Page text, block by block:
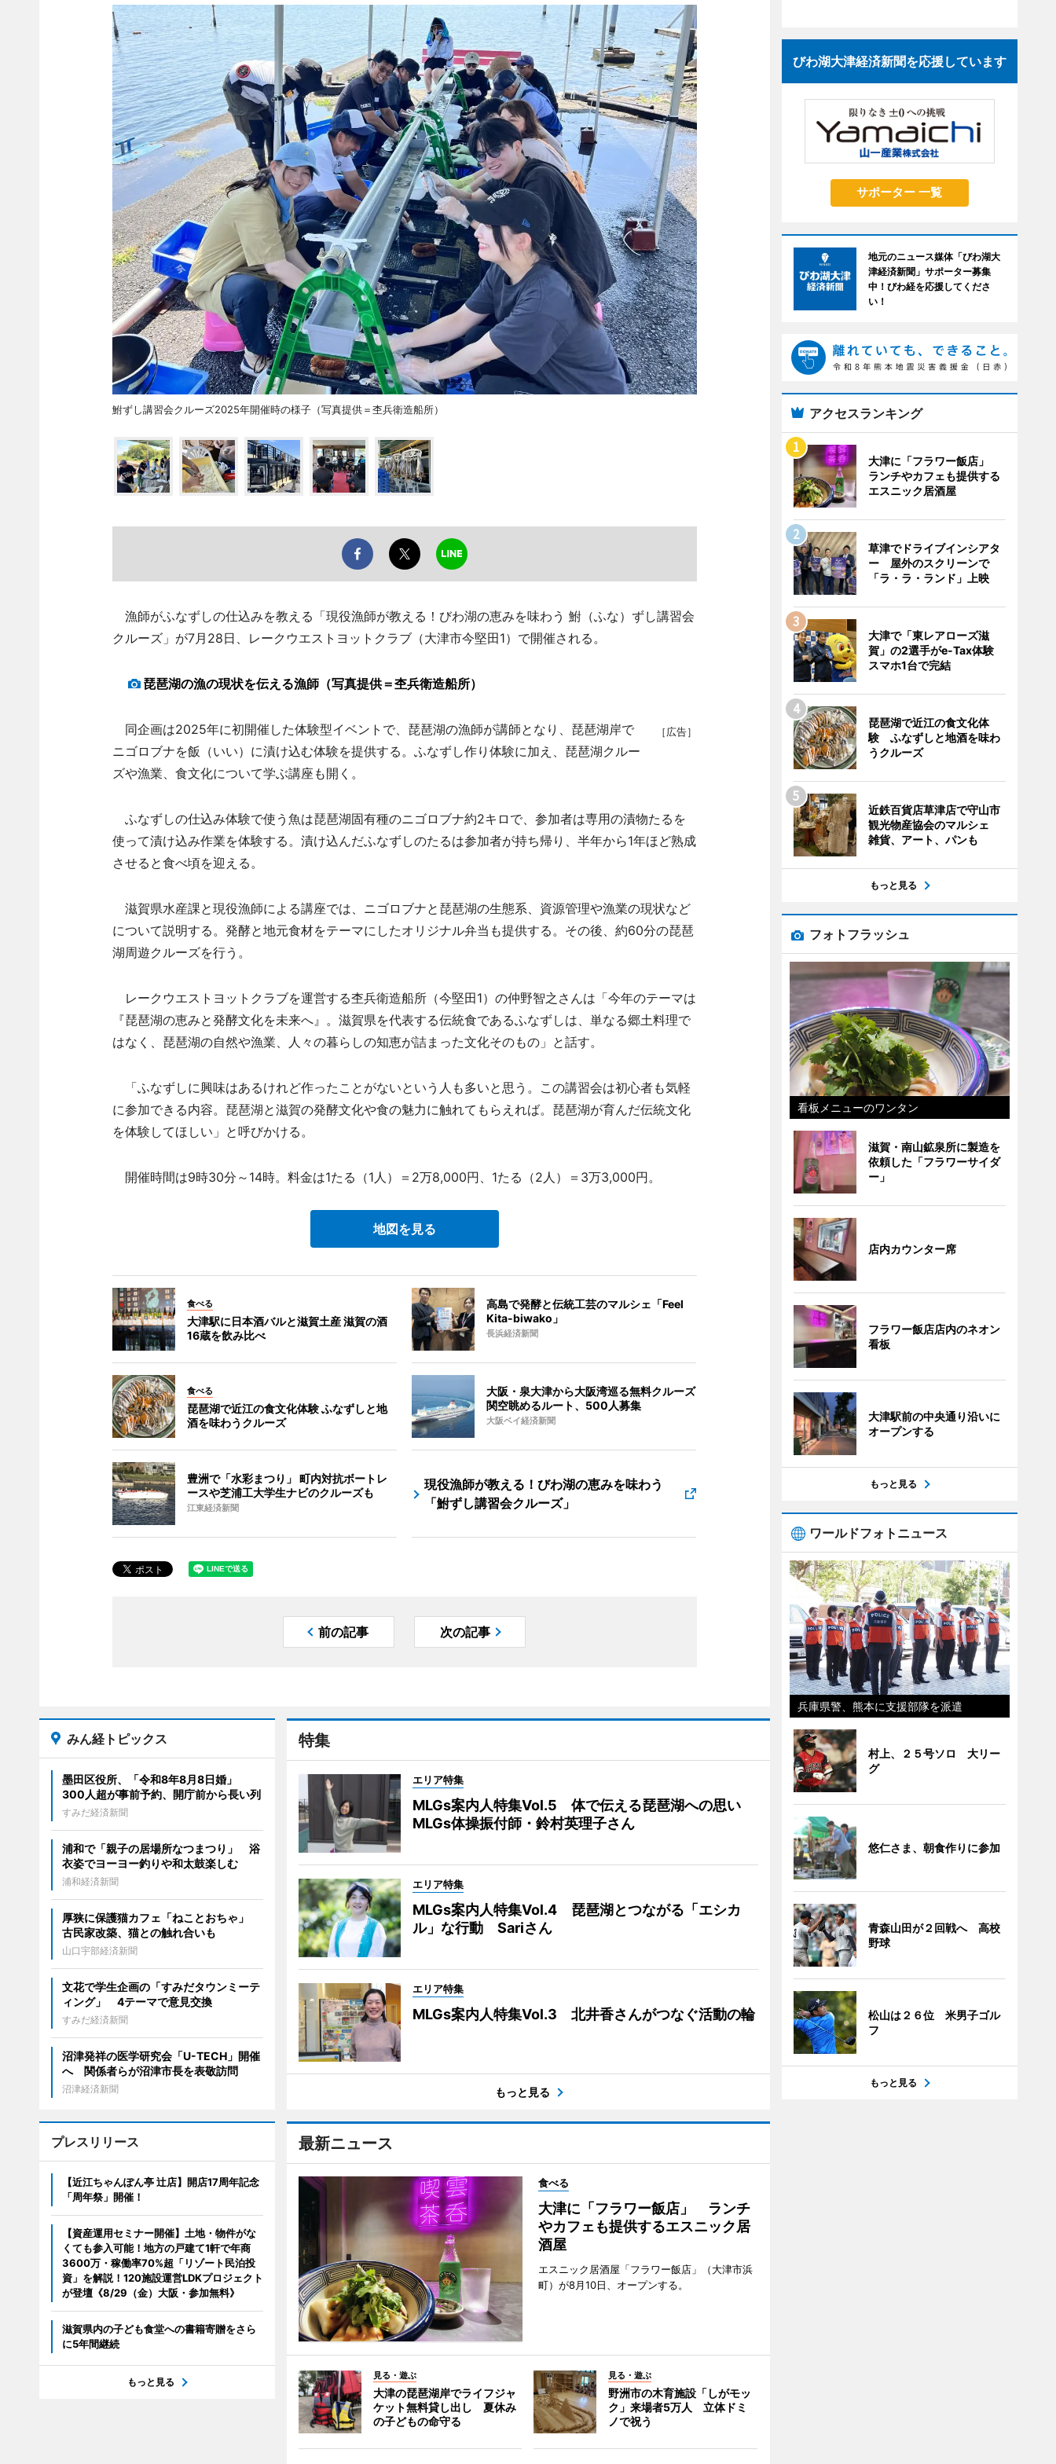
鮒ずし講習会クルーズ2025年開催時の様子（写真提供＝杢兵衛造船所）
漁師がふなずしの仕込みを教える「現役漁師が教える！びわ湖の恵みを味わう 鮒（ふな）ずし講習会
クルーズ」が7月28日、レークウエストヨットクラブ（大津市今堅田1）で開催される。
琵琶湖の漁の現状を伝える漁師（写真提供＝杢兵衛造船所）
［広告］
同企画は2025年に初開催した体験型イベントで、琵琶湖の漁師が講師となり、琵琶湖岸で
ニゴロブナを飯（いい）に漬け込む体験を提供する。ふなずし作り体験に加え、琵琶湖クルー
ズや漁業、食文化について学ぶ講座も開く。
ふなずしの仕込み体験で使う魚は琵琶湖固有種のニゴロブナ約2キロで、参加者は専用の漬物たるを
使って漬け込み作業を体験する。漬け込んだふなずしのたるは参加者が持ち帰り、半年から1年ほど熟成
させると食べ頃を迎える。
滋賀県水産課と現役漁師による講座では、ニゴロブナと琵琶湖の生態系、資源管理や漁業の現状など
について説明する。発酵と地元食材をテーマにしたオリジナル弁当も提供する。その後、約60分の琵琶
湖周遊クルーズを行う。
レークウエストヨットクラブを運営する杢兵衛造船所（今堅田1）の仲野智之さんは「今年のテーマは
『琵琶湖の恵みと発酵文化を未来へ』。滋賀県を代表する伝統食であるふなずしは、単なる郷土料理で
はなく、琵琶湖の自然や漁業、人々の暮らしの知恵が詰まった文化そのもの」と話す。
「ふなずしに興味はあるけれど作ったことがないという人も多いと思う。この講習会は初心者も気軽
に参加できる内容。琵琶湖と滋賀の発酵文化や食の魅力に触れてもらえれば。琵琶湖が育んだ伝統文化
を体験してほしい」と呼びかける。
開催時間は9時30分～14時。料金は1たる（1人）＝2万8,000円、1たる（2人）＝3万3,000円。
地図を見る
食べる
大津駅に日本酒バルと滋賀土産 滋賀の酒
16蔵を飲み比べ
高島で発酵と伝統工芸のマルシェ「Feel
Kita-biwako」
長浜経済新聞
食べる
琵琶湖で近江の食文化体験 ふなずしと地
酒を味わうクルーズ
大阪・泉大津から大阪湾巡る無料クルーズ
関空眺めるルート、500人募集
大阪ベイ経済新聞
豊洲で「水彩まつり」 町内対抗ボートレ
ースや芝浦工大学生ナビのクルーズも
江東経済新聞
現役漁師が教える！びわ湖の恵みを味わう
「鮒ずし講習会クルーズ」
前の記事 次の記事
特集
エリア特集
MLGs案内人特集Vol.5 体で伝える琵琶湖への思い
MLGs体操振付師・鈴村英理子さん
エリア特集
MLGs案内人特集Vol.4 琵琶湖とつながる「エシカ
ル」な行動 Sariさん
エリア特集
MLGs案内人特集Vol.3 北井香さんがつなぐ活動の輪
もっと見る
最新ニュース
食べる
大津に「フラワー飯店」 ランチ
やカフェも提供するエスニック居
酒屋
エスニック居酒屋「フラワー飯店」（大津市浜
町）が8月10日、オープンする。
見る・遊ぶ
大津の琵琶湖岸でライフジャ
ケット無料貸し出し 夏休み
の子どもの命守る
見る・遊ぶ
野洲市の木育施設「しがモッ
ク」来場者5万人 立体ドミ
ノで祝う
みん経トピックス
墨田区役所、「令和8年8月8日婚」
300人超が事前予約、開庁前から長い列
すみだ経済新聞
浦和で「親子の居場所なつまつり」 浴
衣姿でヨーヨー釣りや和太鼓楽しむ
浦和経済新聞
厚狭に保護猫カフェ「ねことおちゃ」
古民家改築、猫との触れ合いも
山口宇部経済新聞
文花で学生企画の「すみだタウンミーテ
ィング」 4テーマで意見交換
すみだ経済新聞
沼津発祥の医学研究会「U-TECH」開催
へ 関係者らが沼津市長を表敬訪問
沼津経済新聞
プレスリリース
【近江ちゃんぽん亭 辻店】開店17周年記念
「周年祭」開催！
【資産運用セミナー開催】土地・物件がな
くても参入可能！地方の戸建て1軒で年商
3600万・稼働率70%超「リゾート民泊投
資」を解説！120施設運営LDKプロジェクト
が登壇《8/29（金）大阪・参加無料》
滋賀県内の子ども食堂への書籍寄贈をさら
に5年間継続
もっと見る
びわ湖大津経済新聞を応援しています
サポーター 一覧
地元のニュース媒体「びわ湖大
津経済新聞」サポーター募集
中！びわ経を応援してくださ
い！
アクセスランキング
大津に「フラワー飯店」
ランチやカフェも提供する
エスニック居酒屋
草津でドライブインシアタ
ー 屋外のスクリーンで
「ラ・ラ・ランド」上映
大津で「東レアローズ滋
賀」の2選手がe-Tax体験
スマホ1台で完結
琵琶湖で近江の食文化体
験 ふなずしと地酒を味わ
うクルーズ
近鉄百貨店草津店で守山市
観光物産協会のマルシェ
雑貨、アート、パンも
もっと見る
フォトフラッシュ
看板メニューのワンタン
滋賀・南山鉱泉所に製造を
依頼した「フラワーサイダ
ー」
店内カウンター席
フラワー飯店店内のネオン
看板
大津駅前の中央通り沿いに
オープンする
もっと見る
ワールドフォトニュース
兵庫県警、熊本に支援部隊を派遣
村上、２５号ソロ 大リー
グ
悠仁さま、朝食作りに参加
青森山田が２回戦へ 高校
野球
松山は２６位 米男子ゴル
フ
もっと見る